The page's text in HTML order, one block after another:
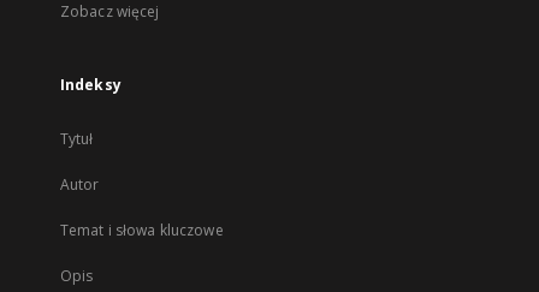
Zobacz więcej
Indeksy
Tytuł
Autor
Temat i słowa kluczowe
Opis